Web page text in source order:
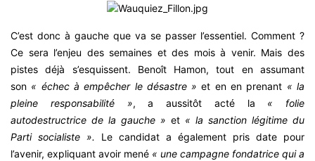
C’est donc à gauche que va se passer l’essentiel. Comment ?
Ce sera l’enjeu des semaines et des mois à venir. Mais des
pistes déjà s’esquissent. Benoît Hamon, tout en assumant
son « échec à empêcher le désastre » et en en prenant « la
pleine responsabilité », a aussitôt acté la « folie
autodestructrice de la gauche » et « la sanction légitime du
Parti socialiste ». Le candidat a également pris date pour
l’avenir, expliquant avoir mené « une campagne fondatrice qui a